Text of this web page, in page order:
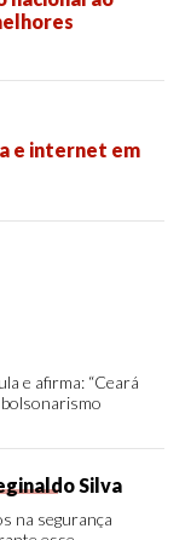
e internet em
e afirma: “Ceará
Silva
na segurança